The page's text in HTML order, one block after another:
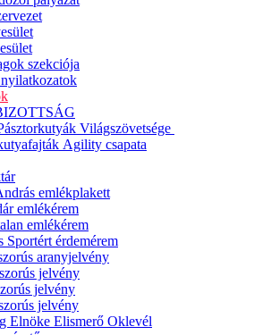
szekciója
Világszövetsége
Agility csapata
emlékplakett
emlékérem
emlékérem
Sportért érdemérem
aranyjelvény
jelvény
jelvény
jelvény
Elnöke Elismerő Oklevél